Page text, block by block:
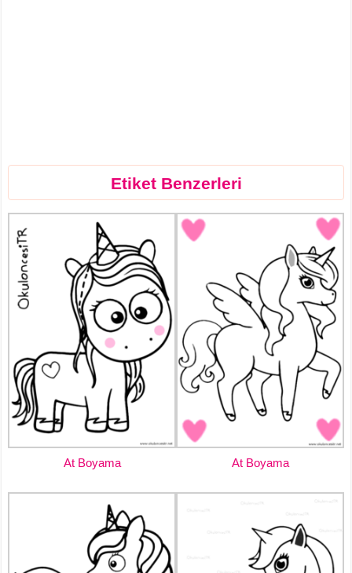
Etiket Benzerleri
At Boyama At Boyama